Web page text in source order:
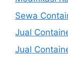
Sewa
Jual
Jual